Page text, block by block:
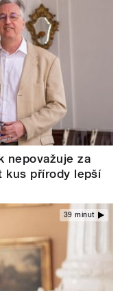
nepovažuje za
kus přírody lepší
39 minut